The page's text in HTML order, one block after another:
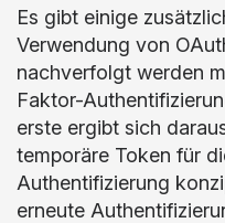
Es gibt einige
Verwendung von
nachverfolgt werden
Faktor-
erste ergibt sich
temporäre Token für
Authentifizierung
erneute